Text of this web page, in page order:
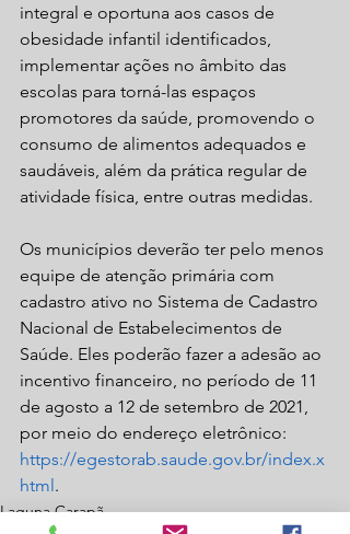
integral e oportuna aos casos de
obesidade infantil identificados,
implementar ações no âmbito das
escolas para torná-las espaços
promotores da saúde, promovendo o
consumo de alimentos adequados e
saudáveis, além da prática regular de
atividade física, entre outras medidas.
Os municípios deverão ter pelo menos
equipe de atenção primária com
cadastro ativo no Sistema de Cadastro
Nacional de Estabelecimentos de
Saúde. Eles poderão fazer a adesão ao
incentivo financeiro, no período de 11
de agosto a 12 de setembro de 2021,
por meio do endereço eletrônico:
https://egestorab.saude.gov.br/index.x
html.
Laguna Carapã